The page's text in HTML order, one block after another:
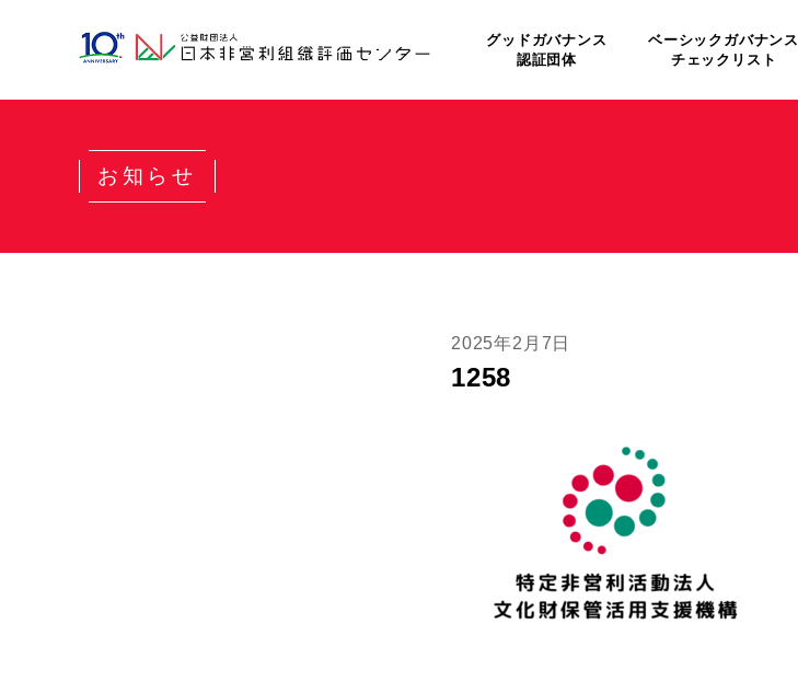
グッドガバナンス
認証団体
ベーシックガバナンス
チェックリスト
お知らせ
2025年2月7日
1258